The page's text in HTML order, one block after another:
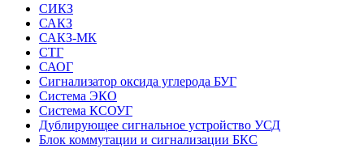
СИКЗ
САКЗ
САКЗ-МК
СТГ
САОГ
Сигнализатор оксида углерода БУГ
Система ЭКО
Система КСОУГ
Дублирующее сигнальное устройство УСД
Блок коммутации и сигнализации БКС